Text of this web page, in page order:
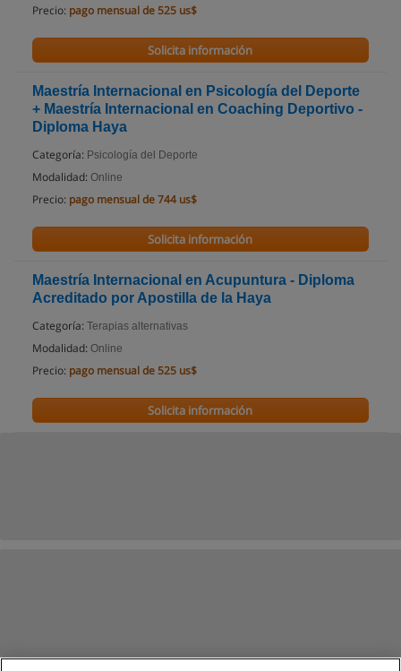
Precio: pago mensual de 525 us$
Solicita información
Maestría Internacional en Psicología del Deporte
+ Maestría Internacional en Coaching Deportivo -
Diploma Haya
Categoría: Psicología del Deporte
Modalidad: Online
Precio: pago mensual de 744 us$
Solicita información
Maestría Internacional en Acupuntura - Diploma
Acreditado por Apostilla de la Haya
Categoría: Terapias alternativas
Modalidad: Online
Precio: pago mensual de 525 us$
Solicita información